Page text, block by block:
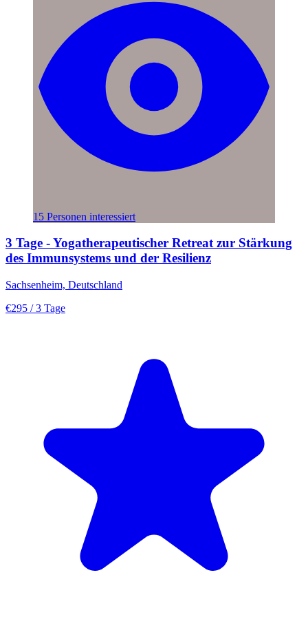
15 Personen interessiert
3 Tage - Yogatherapeutischer Retreat zur Stärkung
des Immunsystems und der Resilienz
Sachsenheim, Deutschland
€295 / 3 Tage